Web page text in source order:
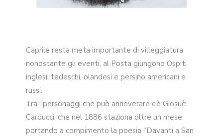
Caprile resta meta importante di villeggiatura
nonostante gli eventi, al Posta giungono Ospiti
inglesi, tedeschi, olandesi e persino americani e
russi.
Tra i personaggi che può annoverare c’è Giosuè
Carducci, che nel 1886 staziona oltre un mese
portando a compimento la poesia “Davanti a San